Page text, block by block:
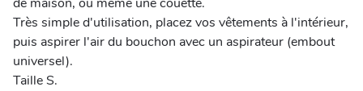
Très simple d'utilisation, placez vos vêtements à l'intérieur,
puis aspirer l'air du bouchon avec un aspirateur (embout
universel).
Taille S.